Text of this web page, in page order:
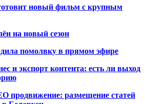
новый фильм с крупным
на новый сезон
помолвку в прямом эфире
и экспорт контента: есть ли выход
продвижение: размещение статей